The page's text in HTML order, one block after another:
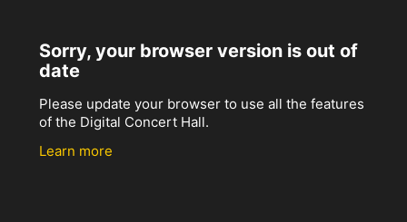
Sorry, your browser version is out of
date
Please update your browser to use all the features
of the Digital Concert Hall.
Learn more